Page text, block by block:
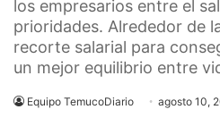
los empresarios entre el
prioridades. Alrededor de
recorte salarial para
un mejor equilibrio entre
Equipo TemucoDiario agosto 10,